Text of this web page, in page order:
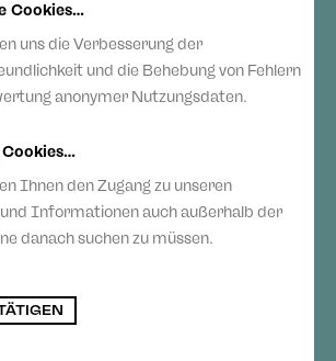
Cookies…
uns die Verbesserung der
und die Behebung von Fehlern
anonymer Nutzungsdaten.
Ihnen den Zugang zu unseren
Informationen auch außerhalb der
danach suchen zu müssen.
-4848
-4648